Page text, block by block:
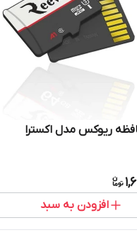
ریوکس مدل اکسترا
افزودن به سبد